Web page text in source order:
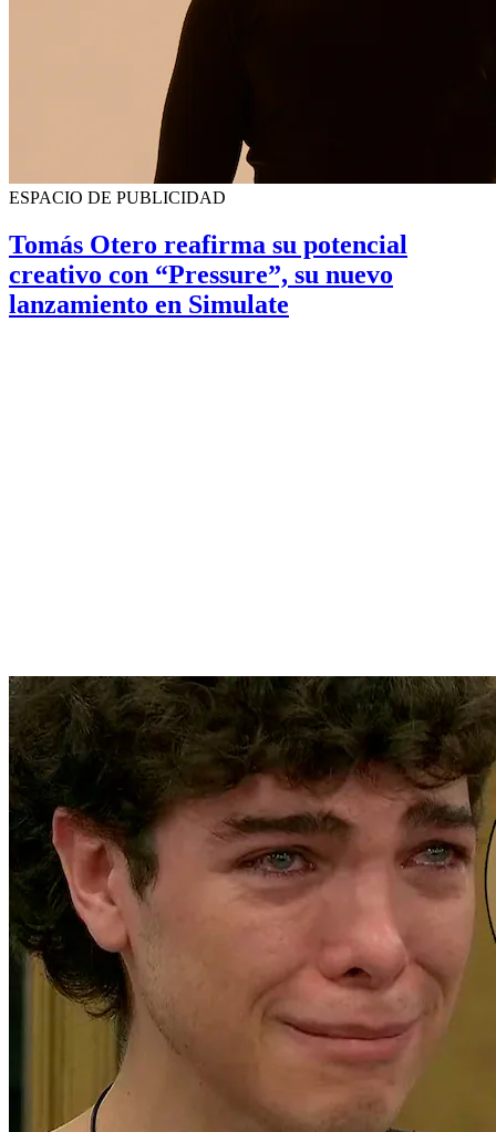
ESPACIO DE PUBLICIDAD
Tomás Otero reafirma su potencial
creativo con “Pressure”, su nuevo
lanzamiento en Simulate